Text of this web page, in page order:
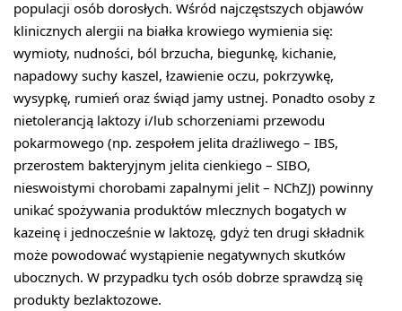
populacji osób dorosłych. Wśród najczęstszych objawów
klinicznych alergii na białka krowiego wymienia się:
wymioty, nudności, ból brzucha, biegunkę, kichanie,
napadowy suchy kaszel, łzawienie oczu, pokrzywkę,
wysypkę, rumień oraz świąd jamy ustnej. Ponadto osoby z
nietolerancją laktozy i/lub schorzeniami przewodu
pokarmowego (np. zespołem jelita drażliwego – IBS,
przerostem bakteryjnym jelita cienkiego – SIBO,
nieswoistymi chorobami zapalnymi jelit – NChZJ) powinny
unikać spożywania produktów mlecznych bogatych w
kazeinę i jednocześnie w laktozę, gdyż ten drugi składnik
może powodować wystąpienie negatywnych skutków
ubocznych. W przypadku tych osób dobrze sprawdzą się
produkty bezlaktozowe.